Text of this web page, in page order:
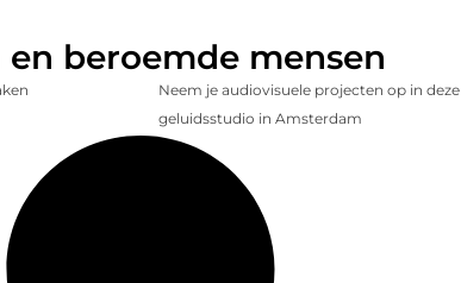
en beroemde mensen
Neem je audiovisuele projecten op in deze
geluidsstudio in Amsterdam